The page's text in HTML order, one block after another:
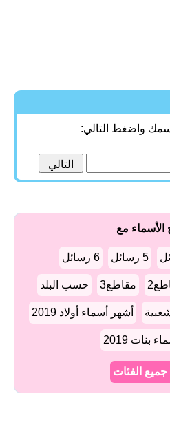
واضغط التالي:
مع
5 رسائل 6 رسائل
مقاطع3 حسب البلد
أشهر أسماء أولاد 2019
بنات 2019
الفئات